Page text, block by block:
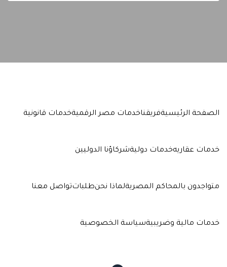
الصفحة الرئيسيةفريقناخدمات مصر الرقميةخدمات قانونية
خدمات عقاريهخدمات دوليةشركاؤنا الدوليين
متواجدون بالمحاكم المصريةلماذا نحنطلباتتواصل معنا
خدمات مالية وضريبيةسياسة الخصوصية